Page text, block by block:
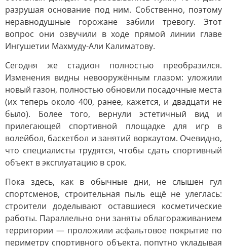
разрушая основание под ним. Собственно, поэтому
неравнодушные горожане забили тревогу. Этот
вопрос они озвучили в ходе прямой линии главе
Ингушетии Махмуду-Али Калиматову.
Сегодня же стадион полностью преобразился.
Изменения видны невооружённым глазом: уложили
новый газон, полностью обновили посадочные места
(их теперь около 400, ранее, кажется, и двадцати не
было). Более того, вернули эстетичный вид и
прилегающей спортивной площадке для игр в
волейбол, баскетбол и занятий воркаутом. Очевидно,
что специалисты трудятся, чтобы сдать спортивный
объект в эксплуатацию в срок.
Пока здесь, как в обычные дни, не слышен гул
спортсменов, строительная пыль ещё не улеглась:
строители доделывают оставшиеся косметические
работы. Параллельно они заняты облагораживанием
территории — проложили асфальтовое покрытие по
периметру спортивного объекта, попутно укладывая